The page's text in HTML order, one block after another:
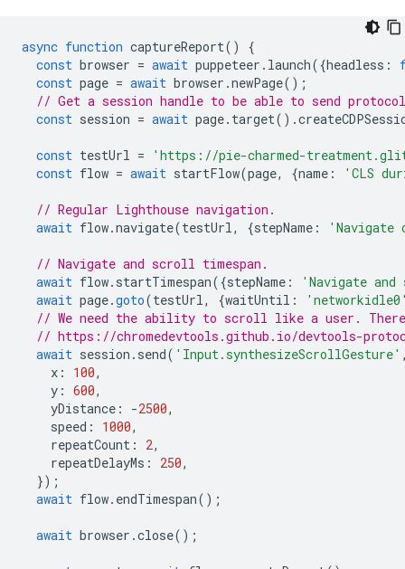
async function captureReport()
{
const browser = await puppeteer . launch({headless :
const page = await browser .newPage();
// Get a session handle to be able to send protocol
const session = await page. target().
const testUrl =
'https://pie-charmed-
const flow = await startFlow(page, {name : 'CLS
// Regular Lighthouse navigation.
await flow.navigate(testUrl , {stepName : 'Navigate
// Navigate and scroll timespan.
await flow. startTimespan({stepName :
'Navigate
await page.goto(testUrl , {waitUntil :
// We need the ability to scroll like a user.
// https://chromedevtools.github.io/devtools-
await session . send( 'Input.synthesizeScrollGesture'
x : 100,
y : 600,
yDistance : -2500,
speed : 1000,
repeatCount : 2,
repeatDelayMs : 250,
});
await flow. endTimespan();
await browser .close();